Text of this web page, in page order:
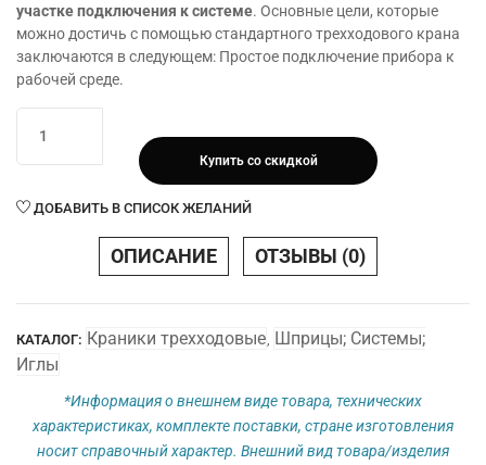
участке подключения к системе. Основные цели, которые
можно достичь с помощью стандартного трехходового крана
заключаются в следующем: Простое подключение прибора к
рабочей среде.
товара
Краник
SURUWAY®
Купить со скидкой
ДОБАВИТЬ В СПИСОК ЖЕЛАНИЙ
ОПИСАНИЕ ОТЗЫВЫ (0)
КАТАЛОГ: Краники трехходовые Шприцы; Системы;
Иглы
*Информация о внешнем виде товара, технических
характеристиках, комплекте поставки, стране изготовления
носит справочный характер. Внешний вид товара/изделия